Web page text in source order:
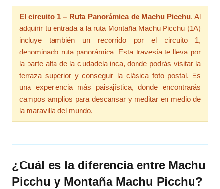
El circuito 1 – Ruta Panorámica de Machu Picchu. Al
adquirir tu entrada a la ruta Montaña Machu Picchu (1A)
incluye también un recorrido por el circuito 1,
denominado ruta panorámica. Esta travesía te lleva por
la parte alta de la ciudadela inca, donde podrás visitar la
terraza superior y conseguir la clásica foto postal. Es
una experiencia más paisajística, donde encontrarás
campos amplios para descansar y meditar en medio de
la maravilla del mundo.
¿Cuál es la diferencia entre Machu
Picchu y Montaña Machu Picchu?